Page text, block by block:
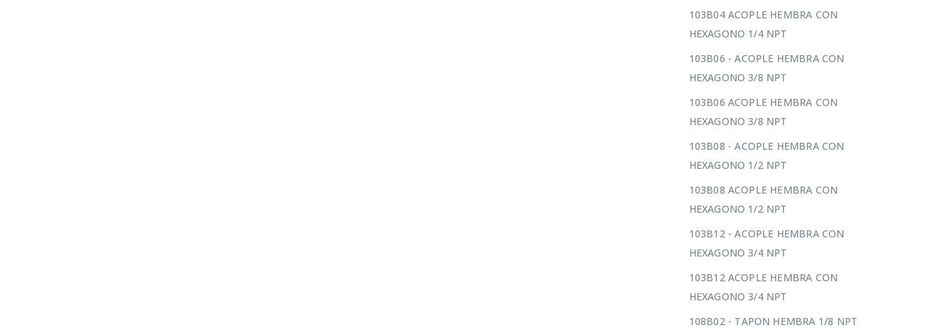
103B04 ACOPLE HEMBRA CON
HEXAGONO 1/4 NPT
103B06 - ACOPLE HEMBRA CON
HEXAGONO 3/8 NPT
103B06 ACOPLE HEMBRA CON
HEXAGONO 3/8 NPT
103B08 - ACOPLE HEMBRA CON
HEXAGONO 1/2 NPT
103B08 ACOPLE HEMBRA CON
HEXAGONO 1/2 NPT
103B12 - ACOPLE HEMBRA CON
HEXAGONO 3/4 NPT
103B12 ACOPLE HEMBRA CON
HEXAGONO 3/4 NPT
108B02 - TAPON HEMBRA 1/8 NPT